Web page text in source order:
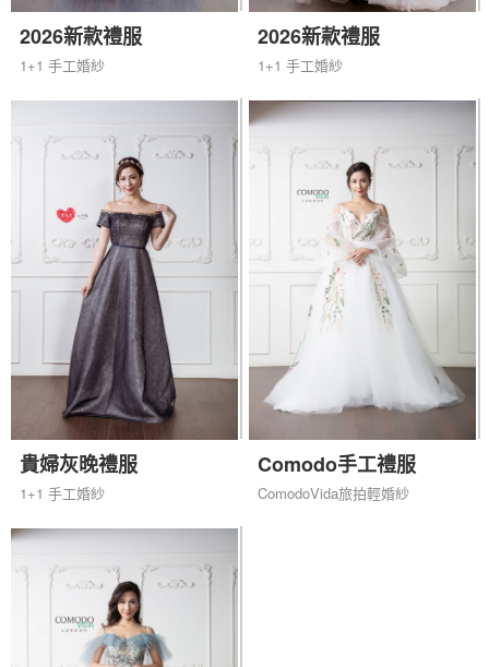
2026新款禮服
1+1 手工婚紗
2026新款禮服
1+1 手工婚紗
貴婦灰晚禮服
1+1 手工婚紗
Comodo手工禮服
ComodoVida旅拍輕婚紗